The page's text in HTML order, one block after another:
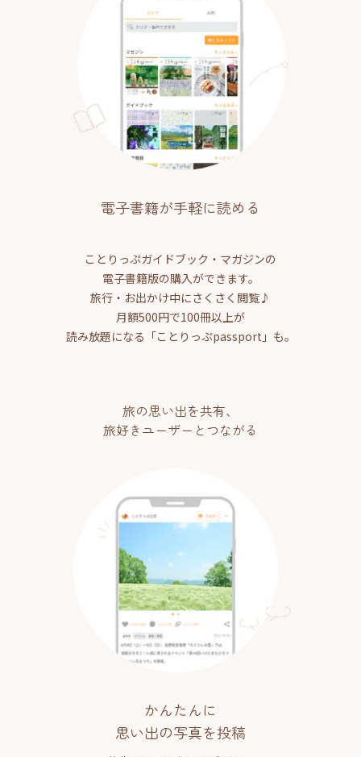
電子書籍が手軽に読める
ことりっぷガイドブック・マガジンの
電子書籍版の購入ができます。
旅行・お出かけ中にさくさく閲覧♪
月額500円で100冊以上が
読み放題になる「ことりっぷpassport」も。
旅の思い出を共有、
旅好きユーザーとつながる
かんたんに
思い出の写真を投稿